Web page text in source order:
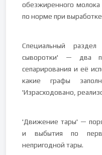
обезжиренного
по норме при
Специальный раздел
сыворотки' — два
сепарирования и её
какие графы
'Израсходовано,
'Движение тары' —
и выбытия по
непригодной тары.